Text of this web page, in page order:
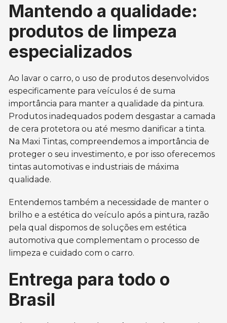
Mantendo a qualidade:
produtos de limpeza
especializados
Ao lavar o carro, o uso de produtos desenvolvidos
especificamente para veículos é de suma
importância para manter a qualidade da pintura.
Produtos inadequados podem desgastar a camada
de cera protetora ou até mesmo danificar a tinta.
Na Maxi Tintas, compreendemos a importância de
proteger o seu investimento, e por isso oferecemos
tintas automotivas e industriais de máxima
qualidade.
Entendemos também a necessidade de manter o
brilho e a estética do veículo após a pintura, razão
pela qual dispomos de soluções em estética
automotiva que complementam o processo de
limpeza e cuidado com o carro.
Entrega para todo o
Brasil